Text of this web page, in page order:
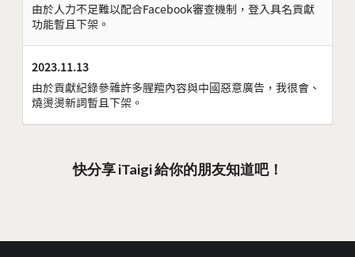
由於人力不足難以配合Facebook審查機制，登入具名貢獻
功能暫且下架。
2023.11.13
由於貢獻紀錄參雜許多腥羶內容與中國惡意廣告，我很會、
燒燙燙新詞暫且下架。
快分享 iTaigi 給你的朋友知道吧！